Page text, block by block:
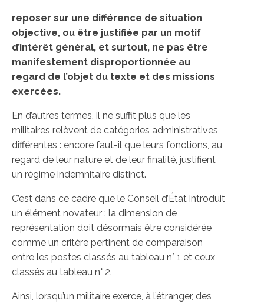
reposer sur une différence de situation
objective, ou être justifiée par un motif
d’intérêt général, et surtout, ne pas être
manifestement disproportionnée au
regard de l’objet du texte et des missions
exercées.
En d’autres termes, il ne suffit plus que les
militaires relèvent de catégories administratives
différentes : encore faut-il que leurs fonctions, au
regard de leur nature et de leur finalité, justifient
un régime indemnitaire distinct.
C’est dans ce cadre que le Conseil d’État introduit
un élément novateur : la dimension de
représentation doit désormais être considérée
comme un critère pertinent de comparaison
entre les postes classés au tableau n° 1 et ceux
classés au tableau n° 2.
Ainsi, lorsqu’un militaire exerce, à l’étranger, des